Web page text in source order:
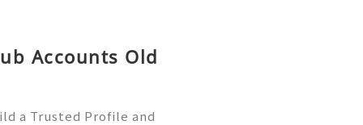
Accounts Old
a Trusted Profile and